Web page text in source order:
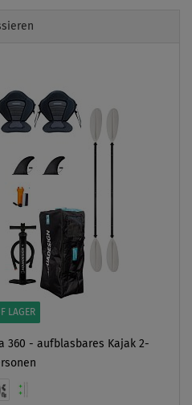
LAGER
360 - aufblasbares Kajak 2-